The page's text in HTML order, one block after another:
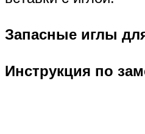
Запасные иглы
Инструкция по